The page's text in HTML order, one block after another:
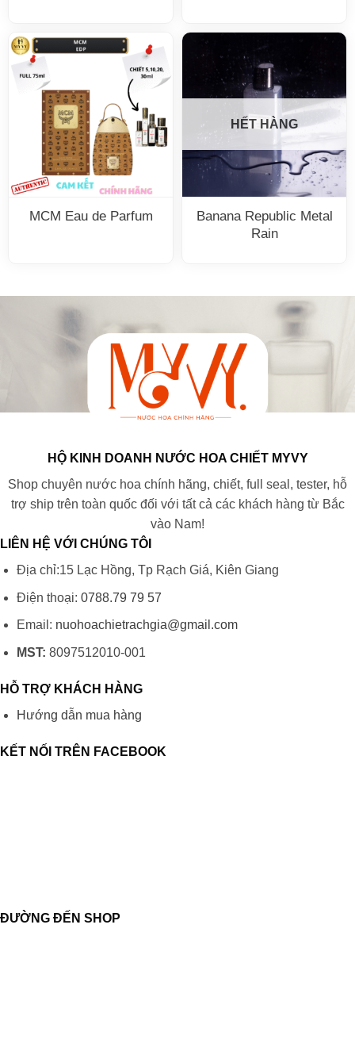
MCM Eau de Parfum
HẾT HÀNG
Banana Republic Metal
Rain
HỘ KINH DOANH NƯỚC HOA CHIẾT MYVY
Shop chuyên nước hoa chính hãng, chiết, full seal, tester, hỗ
trợ ship trên toàn quốc đối với tất cả các khách hàng từ Bắc
vào Nam!
LIÊN HỆ VỚI CHÚNG TÔI
Địa chỉ:15 Lạc Hồng, Tp Rạch Giá, Kiên Giang
Điện thoại: 0788.79 79 57
Email: nuohoachietrachgia@gmail.com
MST: 8097512010-001
HỖ TRỢ KHÁCH HÀNG
Hướng dẫn mua hàng
KẾT NỐI TRÊN FACEBOOK
ĐƯỜNG ĐẾN SHOP